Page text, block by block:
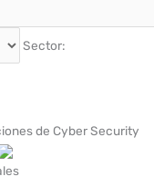
Sector:
de Cyber Security